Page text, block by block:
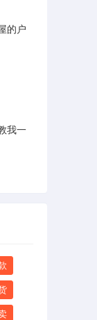
的户
我一